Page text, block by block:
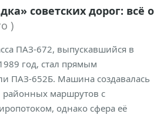
советских дорог: всё о
)
ПАЗ-672, выпускавшийся в
год, стал прямым
ПАЗ-652Б. Машина создавалась
маршрутов с
однако сфера её